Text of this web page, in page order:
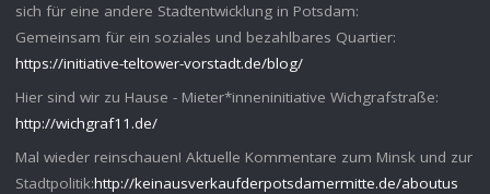
sich für eine andere Stadtentwicklung in Potsdam:
Gemeinsam für ein soziales und bezahlbares Quartier:
https://initiative-teltower-vorstadt.de/blog/
Hier sind wir zu Hause - Mieter*inneninitiative Wichgrafstraße:
http://wichgraf11.de/
Mal wieder reinschauen! Aktuelle Kommentare zum Minsk und zur
Stadtpolitik:http://keinausverkaufderpotsdamermitte.de/aboutus